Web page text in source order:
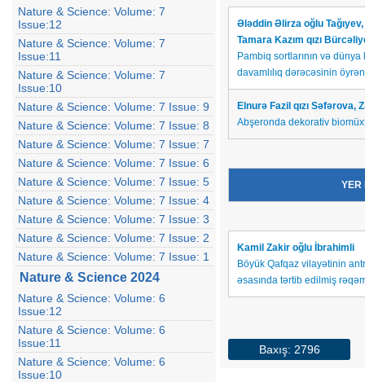
Nature & Science: Volume: 7
Issue:12
Nature & Science: Volume: 7
Issue:11
Nature & Science: Volume: 7
Issue:10
Nature & Science: Volume: 7 Issue: 9
Nature & Science: Volume: 7 Issue: 8
Nature & Science: Volume: 7 Issue: 7
Nature & Science: Volume: 7 Issue: 6
Nature & Science: Volume: 7 Issue: 5
Nature & Science: Volume: 7 Issue: 4
Nature & Science: Volume: 7 Issue: 3
Nature & Science: Volume: 7 Issue: 2
Nature & Science: Volume: 7 Issue: 1
Nature & Science 2024
Nature & Science: Volume: 6
Issue:12
Nature & Science: Volume: 6
Issue:11
Nature & Science: Volume: 6
Issue:10
Ələddin Əlirza oğlu Tağıyev,
Tamara Kazım qızı
Pambiq sortlarının və
davamlılıq dərəcəsinin
Elnurə Fazil qızı Səfərova,
Abşeronda dekorativ
YER
Kamil Zakir oğlu İbrahimli
Böyük Qafqaz vilayətinin
əsasında tərtib edilmiş
Baxış: 2796